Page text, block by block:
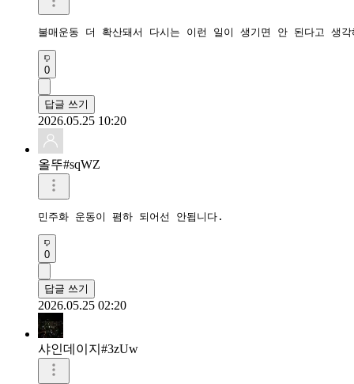
불매운동 더 확산돼서 다시는 이런 일이 생기면 안 된다고 생
0
답글 쓰기
2026.05.25 10:20
올뚜#sqWZ
민주화 운동이 폄하 되어선 안됩니다.
0
답글 쓰기
2026.05.25 02:20
샤인데이지#3zUw